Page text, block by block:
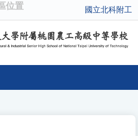
位置 國立北科附工